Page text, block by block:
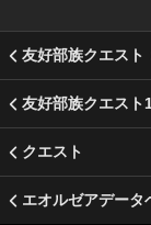
友好部族クエスト
友好部族クエスト
クエスト
エオルゼアデータ